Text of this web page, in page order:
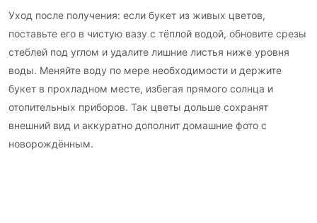
Уход после получения: если букет из живых цветов,
поставьте его в чистую вазу с тёплой водой, обновите срезы
стеблей под углом и удалите лишние листья ниже уровня
воды. Меняйте воду по мере необходимости и держите
букет в прохладном месте, избегая прямого солнца и
отопительных приборов. Так цветы дольше сохранят
внешний вид и аккуратно дополнит домашние фото с
новорождённым.